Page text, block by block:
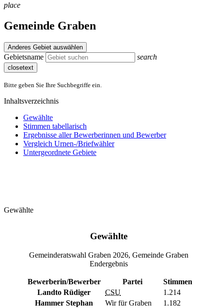
place
Gemeinde Graben
Anderes Gebiet auswählen
Gebietsname search
closetext
Bitte geben Sie Ihre Suchbegriffe ein.
Inhaltsverzeichnis
Gewählte
Stimmen tabellarisch
Ergebnisse aller Bewerberinnen und Bewerber
Vergleich Urnen-/Briefwähler
Untergeordnete Gebiete
Gewählte
Gewählte
Gemeinderatswahl Graben 2026, Gemeinde Graben
Endergebnis
Bewerberin/Bewerber Partei
Stimmen
Landto Rüdiger
CSU
1.214
Hammer Stephan
Wir für Graben
1.182